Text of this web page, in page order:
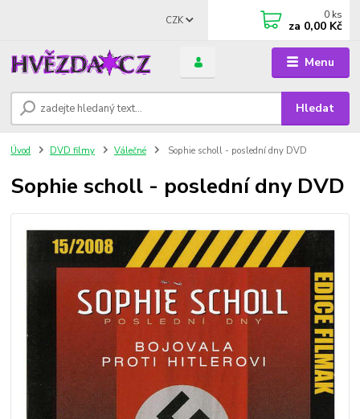
Menu
CZK
Hledat
0 ks
za 0,00 Kč
Úvod DVD filmy Válečné Sophie scholl - poslední dny DVD
Sophie scholl - poslední dny DVD